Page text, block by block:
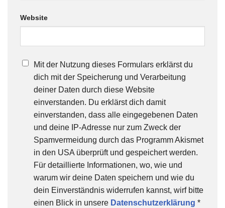
Website
Mit der Nutzung dieses Formulars erklärst du
dich mit der Speicherung und Verarbeitung
deiner Daten durch diese Website
einverstanden. Du erklärst dich damit
einverstanden, dass alle eingegebenen Daten
und deine IP-Adresse nur zum Zweck der
Spamvermeidung durch das Programm Akismet
in den USA überprüft und gespeichert werden.
Für detaillierte Informationen, wo, wie und
warum wir deine Daten speichern und wie du
dein Einverständnis widerrufen kannst, wirf bitte
einen Blick in unsere Datenschutzerklärung *